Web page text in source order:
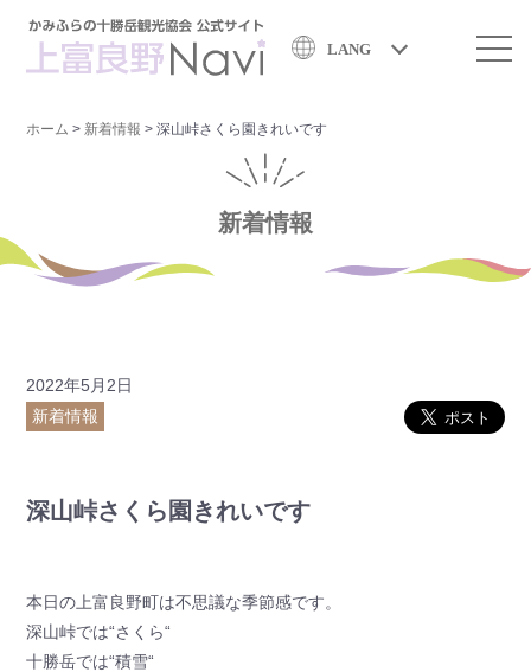
LANG
ホーム > 新着情報 >深山峠さくら園きれいです
新着情報
2022年5月2日
新着情報
深山峠さくら園きれいです
本日の上富良野町は不思議な季節感です。
深山峠では“さくら“
十勝岳では“積雪“